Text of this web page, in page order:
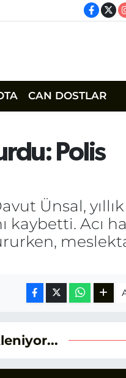
CAN DOSTLAR
Polis
Ünsal,
kaybetti. Acı